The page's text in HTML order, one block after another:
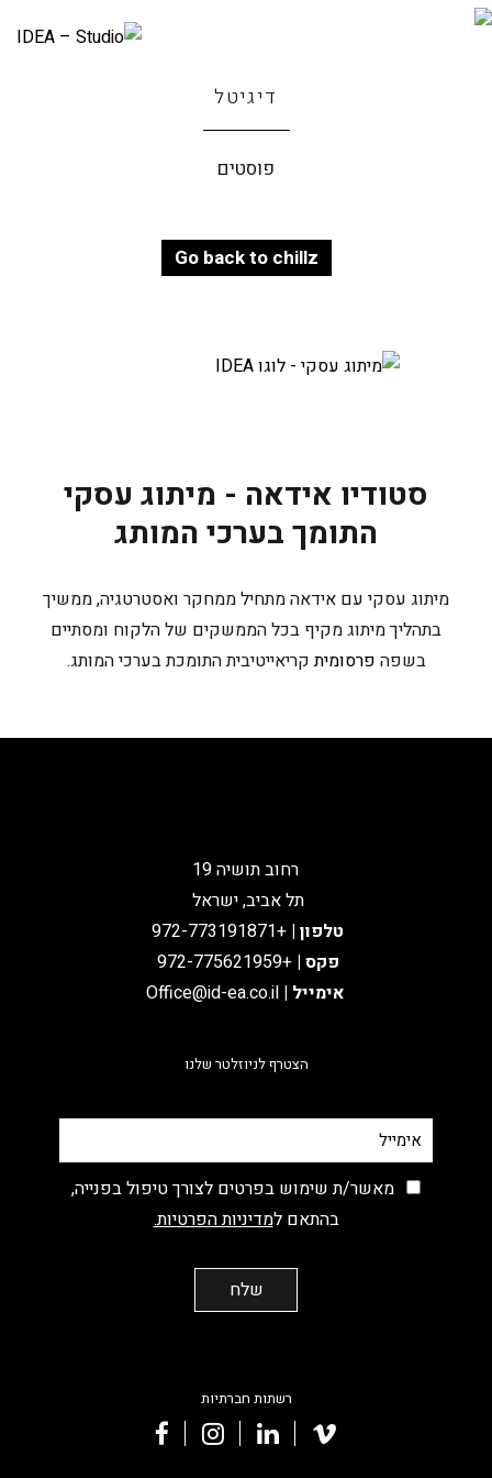
דיגיטל
פוסטים
Go back to chillz
סטודיו אידאה - מיתוג עסקי
התומך בערכי המותג
מיתוג עסקי עם אידאה מתחיל ממחקר ואסטרטגיה, ממשיך
בתהליך מיתוג מקיף בכל הממשקים של הלקוח ומסתיים
בשפה פרסומיתקריאייטיבית התומכת בערכי המותג.
רחוב תושיה 19
תל אביב, ישראל
טלפון|
+972-773191871
פקס | +972-775621959
אימייל |
הצטרף לניוזלטר שלנו
מאשר/ת שימוש בפרטים לצורך טיפול בפנייה,
בהתאם למדיניות הפרטיות.
רשתות חברתיות
facebookinstagramlinkedin